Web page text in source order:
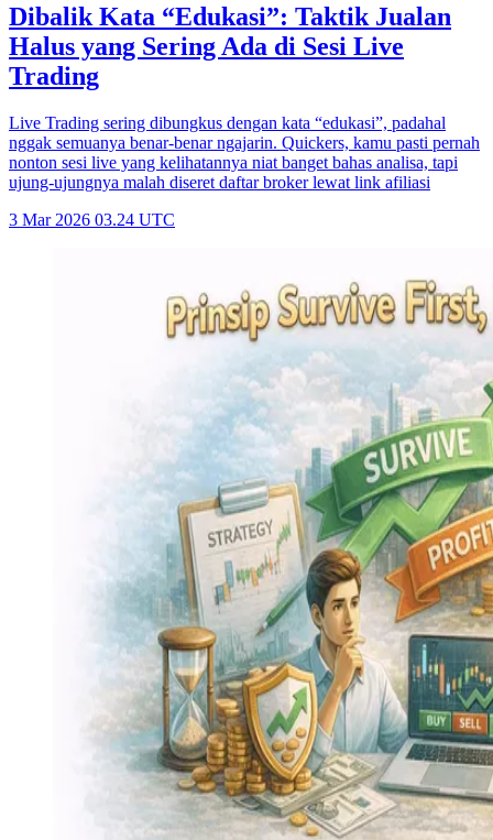
Dibalik Kata “Edukasi”: Taktik Jualan
Halus yang Sering Ada di Sesi Live
Trading
Live Trading sering dibungkus dengan kata “edukasi”, padahal
nggak semuanya benar-benar ngajarin. Quickers, kamu pasti pernah
nonton sesi live yang kelihatannya niat banget bahas analisa, tapi
ujung-ujungnya malah diseret daftar broker lewat link afiliasi
3 Mar 2026 03.24 UTC